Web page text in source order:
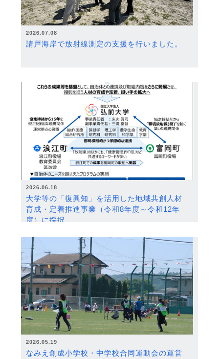
2026.07.08
請戸海岸で放射線測定の支援を行いました。
2026.06.18
大学等の「復興知」を活用した地域共創人材
育成・定着推進事業（令和8年度～令和12年
度）に採択
2026.05.19
なみえ創成小学校・中学校合同運動会の運営